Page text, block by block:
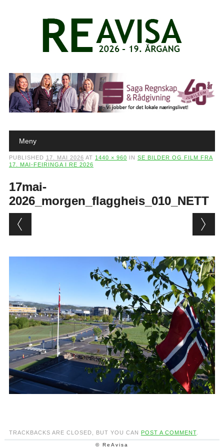
Main menu
Meny
PUBLISHED 17. MAI 2026 AT 1440 × 960 IN SE BILDER OG FILM FRA
17. MAI-FEIRINGA I RE 2026
17mai-
2026_morgen_flaggheis_010_NETT
TRACKBACKS ARE CLOSED, BUT YOU CAN POST A COMMENT.
© ReAvisa